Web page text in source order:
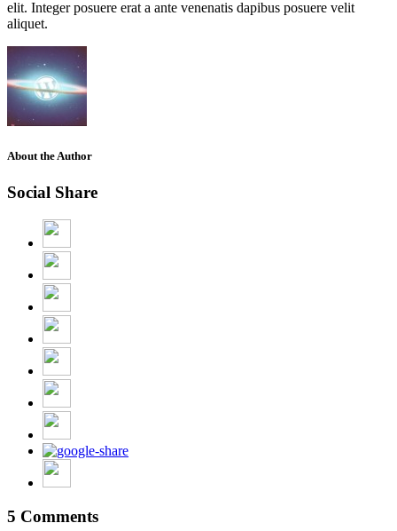
elit. Integer posuere erat a ante venenatis dapibus posuere velit
aliquet.
About the Author
Social Share
5 Comments